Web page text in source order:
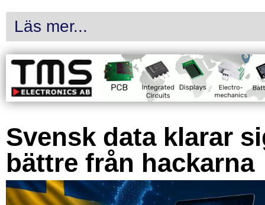
Läs mer...
Svensk data klarar
bättre från hackarna